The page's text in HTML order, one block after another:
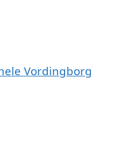
Vordingborg